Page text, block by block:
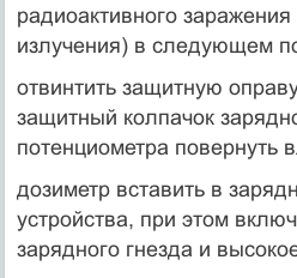
радиоактивного
излучения) в следующем
отвинтить защитную
защитный колпачок
потенциометра повернуть
дозиметр вставить в
устройства, при этом
зарядного гнезда и